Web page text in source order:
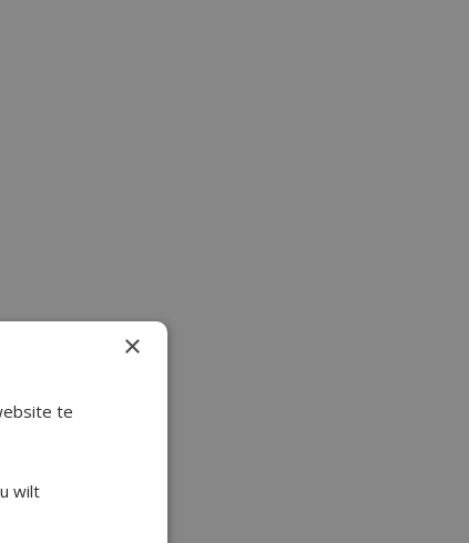
×
te
wilt